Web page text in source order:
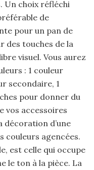
Un choix réfléchi
de
pour un pan de
des touches de la
visuel. Vous aurez
: 1 couleur
secondaire, 1
pour donner du
vos accessoires
décoration d’une
agencées.
est celle qui occupe
le ton à la pièce. La